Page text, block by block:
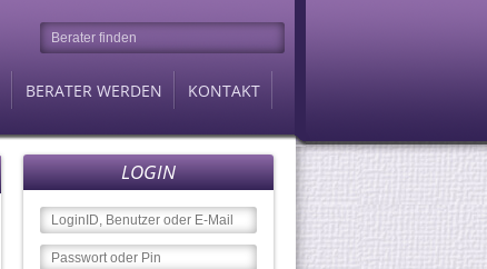
BERATER WERDEN KONTAKT
LOGIN